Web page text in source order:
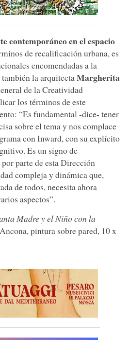
contemporáneo en el espacio
de recalificación urbana, es
encomendadas a la
la arquitecta Margherita
de la Creatividad
los términos de este
“Es fundamental -dice- tener
sobre el tema y nos complace
con Inward, con su explícito
Es un signo de
parte de esta Dirección
compleja y dinámica que,
de todos, necesita ahora
aspectos”.
Madre y el Niño con la
pintura sobre pared, 10 x